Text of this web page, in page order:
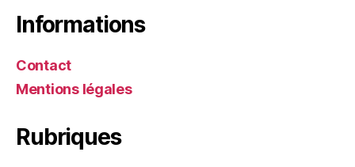
Informations
Contact
Mentions légales
Rubriques